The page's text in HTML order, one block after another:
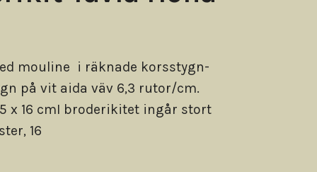
mouline i räknade korsstygn-
på vit aida väv 6,3 rutor/cm.
x 16 cmI broderikitet ingår stort
16